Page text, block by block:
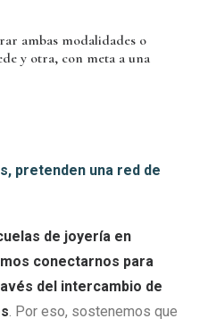
ambas modalidades o
y otra, con meta a una
pretenden una red de
de joyería en
conectarnos para
del intercambio de
. Por eso, sostenemos que